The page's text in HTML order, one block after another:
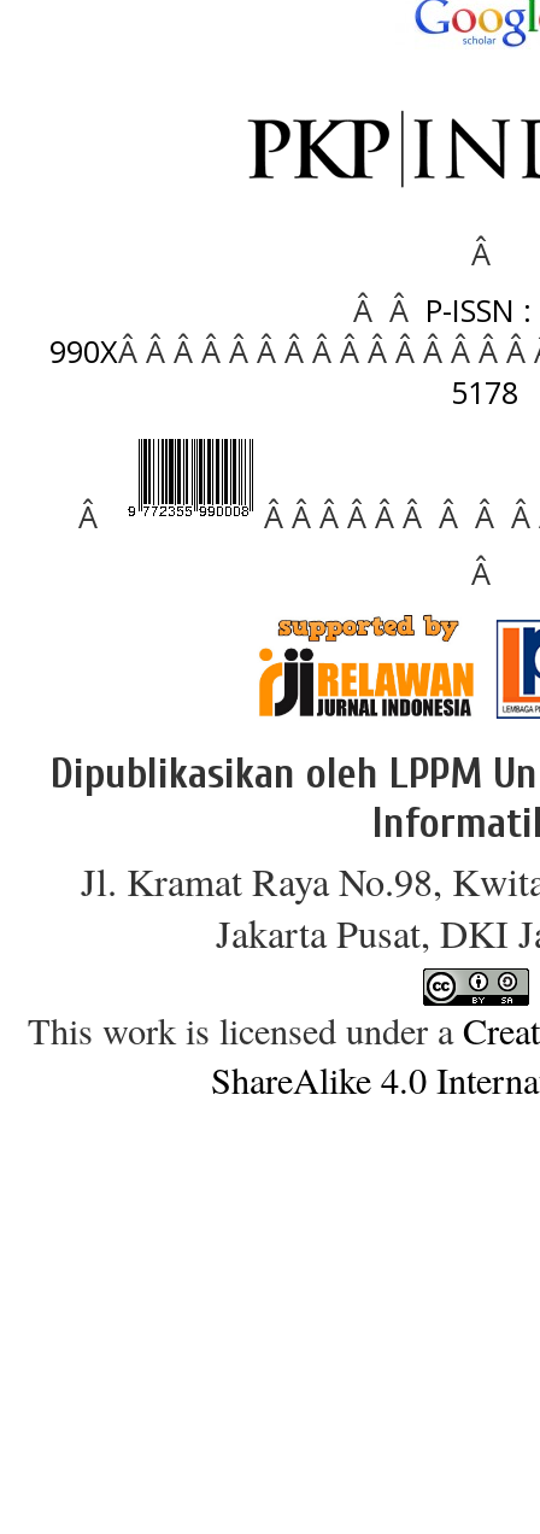
Â
Â Â P-ISSN
990XÂ Â Â Â Â Â Â Â Â Â Â Â Â Â
5178
Â
Â Â Â Â Â Â Â Â
Â
Dipublikasikan oleh LPPM
Jl. Kramat Raya No.98,
Jakarta Pusat, DKI
This work is licensed under a
ShareAlike 4.0